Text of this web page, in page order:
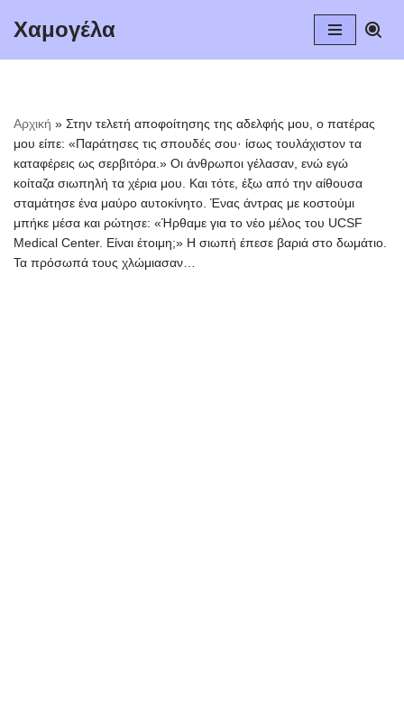
Χαμογέλα
Αρχική » Στην τελετή αποφοίτησης της αδελφής μου, ο πατέρας
μου είπε: «Παράτησες τις σπουδές σου· ίσως τουλάχιστον τα
καταφέρεις ως σερβιτόρα.» Οι άνθρωποι γέλασαν, ενώ εγώ
κοίταζα σιωπηλή τα χέρια μου. Και τότε, έξω από την αίθουσα
σταμάτησε ένα μαύρο αυτοκίνητο. Ένας άντρας με κοστούμι
μπήκε μέσα και ρώτησε: «Ήρθαμε για το νέο μέλος του UCSF
Medical Center. Είναι έτοιμη;» Η σιωπή έπεσε βαριά στο δωμάτιο.
Τα πρόσωπά τους χλώμιασαν…